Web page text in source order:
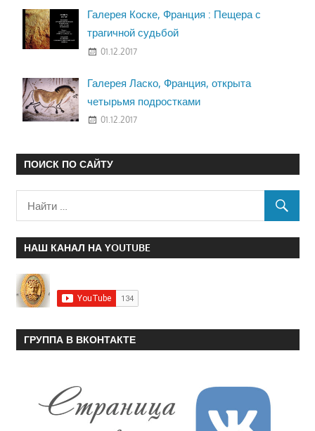
Галерея Коске, Франция : Пещера с
трагичной судьбой
01.12.2017
Галерея Ласко, Франция, открыта
четырьмя подростками
01.12.2017
ПОИСК ПО САЙТУ
НАШ КАНАЛ НА YOUTUBE
ГРУППА В ВКОНТАКТЕ